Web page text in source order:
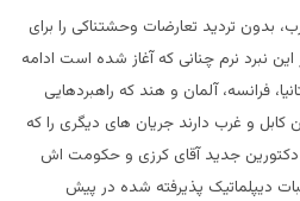
بدون تردید تعارضات وحشتناکی را برای
نبرد نرم چنانی که آغاز شده است ادامه
فرانسه، آلمان و هند که راهبردهایی
و غرب دارند جریان های دیگری را که
جدید آقای کرزی و حکومت اش
دیپلماتیک پذیرفته شده در پیش